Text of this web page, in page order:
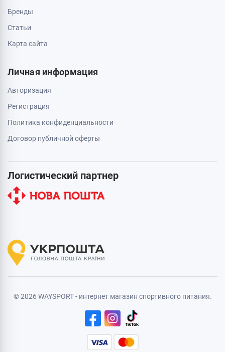
Бренды
Статьи
Карта сайта
Личная информация
Авторизация
Регистрация
Политика конфиденциальности
Договор публичной оферты
Логистический партнер
© 2026 WAYSPORT - интернет магазин спортивного питания.